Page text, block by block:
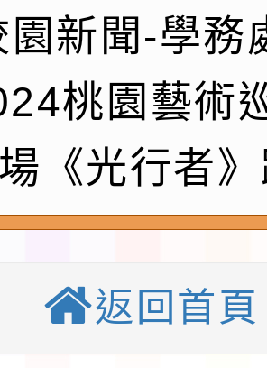
ART TAIPEI臺北
之「藝術教育日」
115學年度第1學
招考代課鐘點教
次公告分次招考)
度兒童課後照顧
業訓練課程
年桃園市運動會
」海洋艇及
申請變更地點
115年度
公費接種對象擴
流程表
桃園市童軍會辦
隊長訓練營活動
桃園市115學年
園新聞-學務
桃園藝術
《光行者
返回首頁